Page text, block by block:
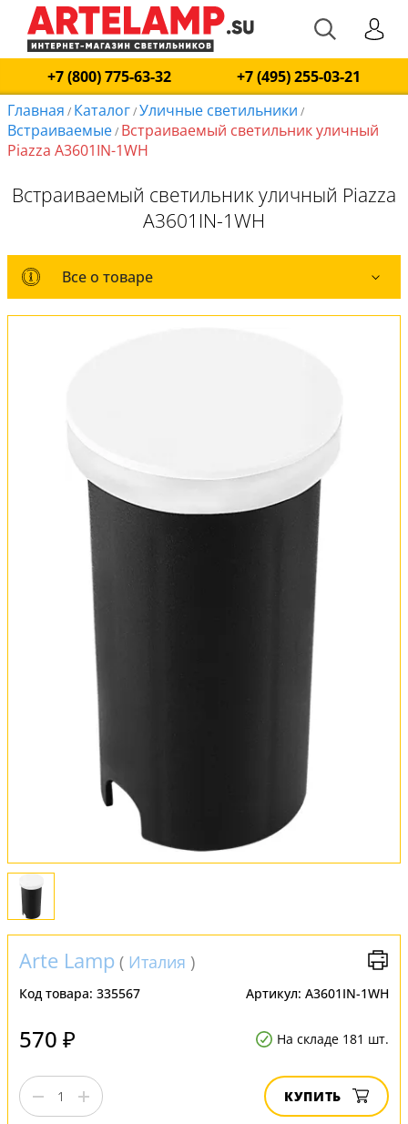
+7 (800) 775-63-32
+7 (495) 255-03-21
Главная / Каталог/Уличные светильники /
Встраиваемые/ Встраиваемый светильник уличный
Piazza A3601IN-1WH
Встраиваемый светильник уличный Piazza
A3601IN-1WH
Все о товаре
Все о товаре
Оплата и доставка
Обмен и возврат
Установка
Отзывы
Arte Lamp ( Италия )
Код товара: 335567 Артикул: A3601IN-1WH
570 ₽ На складе 181 шт.
КУПИТЬ